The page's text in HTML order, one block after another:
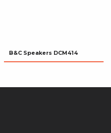
B&C Speakers DCM414